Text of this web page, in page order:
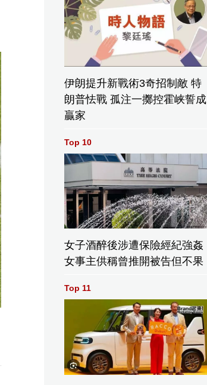
伊朗提升新戰術3奇招制敵 特
朗普怯戰 孤注一擲控霍峡誓成
贏家
Top 10
女子酒醉後涉遭保險經紀強姦
女事主供稱曾推開被告但不果
Top 11